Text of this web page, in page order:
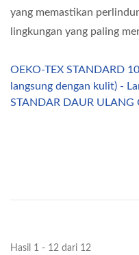
yang memastikan
lingkungan yang paling
OEKO-TEX STANDARD
langsung dengan kulit) -
STANDAR DAUR ULANG
Hasil 1 - 12 dari 12